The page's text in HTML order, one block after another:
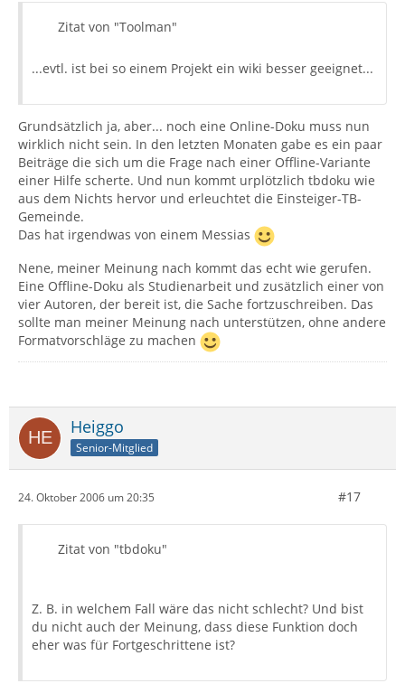
Zitat von "Toolman"
...evtl. ist bei so einem Projekt ein wiki besser geeignet...
Grundsätzlich ja, aber... noch eine Online-Doku muss nun
wirklich nicht sein. In den letzten Monaten gabe es ein paar
Beiträge die sich um die Frage nach einer Offline-Variante
einer Hilfe scherte. Und nun kommt urplötzlich tbdoku wie
aus dem Nichts hervor und erleuchtet die Einsteiger-TB-
Gemeinde.
Das hat irgendwas von einem Messias
Nene, meiner Meinung nach kommt das echt wie gerufen.
Eine Offline-Doku als Studienarbeit und zusätzlich einer von
vier Autoren, der bereit ist, die Sache fortzuschreiben. Das
sollte man meiner Meinung nach unterstützen, ohne andere
Formatvorschläge zu machen
Heiggo
Senior-Mitglied
24. Oktober 2006 um 20:35 #17
Zitat von "tbdoku"
Z. B. in welchem Fall wäre das nicht schlecht? Und bist
du nicht auch der Meinung, dass diese Funktion doch
eher was für Fortgeschrittene ist?